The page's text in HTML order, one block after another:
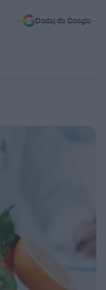
Dodaj do Google